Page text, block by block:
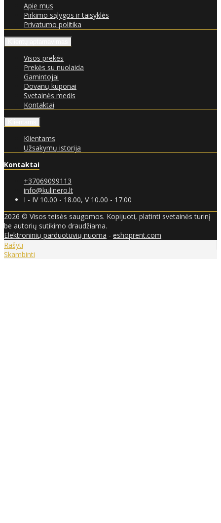
Apie mus
Pirkimo sąlygos ir taisyklės
Privatumo politika
Visos prekės
Prekės su nuolaida
Gamintojai
Dovanų kuponai
Svetainės medis
Kontaktai
Klientams
Užsakymų istorija
Kontaktai
+37069099113
info@kulinero.lt
I - IV 10.00 - 18.00, V 10.00 - 17.00
2026 © Visos teisės saugomos. Kopijuoti, platinti svetainės turinį
be autorių sutikimo draudžiama.
Elektroninių parduotuvių nuoma - eshoprent.com
Rašyti
Skambinti